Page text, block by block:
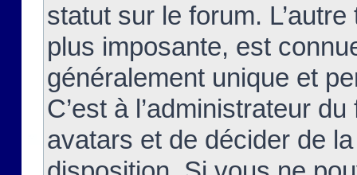
statut sur le forum.
plus imposante, est
généralement unique et
C’est à l’administrateur
avatars et de décider de